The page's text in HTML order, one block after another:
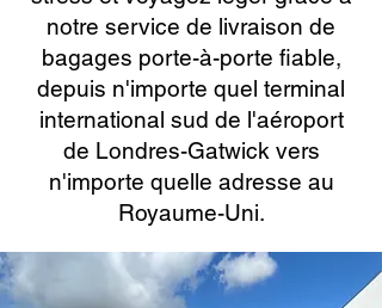
notre service de livraison de
bagages porte-à-porte fiable,
depuis n'importe quel terminal
international sud de l'aéroport
de Londres-Gatwick vers
n'importe quelle adresse au
Royaume-Uni.